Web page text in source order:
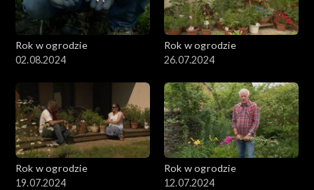
Rok w ogrodzie
02.08.2024
Rok w ogrodzie
26.07.2024
Rok w ogrodzie
19.07.2024
Rok w ogrodzie
12.07.2024